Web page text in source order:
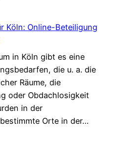
L
b
e
n
v
e
r
ä
k
u
g
e
n
s
m
G
Köln: Online-Beteiligung
in Köln gibt es eine
die u. a. die
Räume, die
oder Obdachlosigkeit
in der
Orte in der…